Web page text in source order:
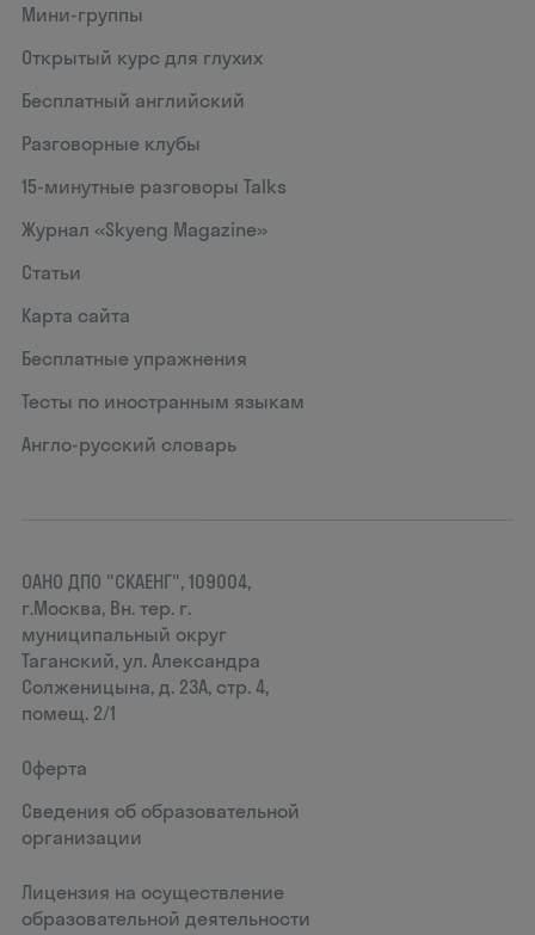
Мини-группы
Открытый курс для глухих
Бесплатный английский
Разговорные клубы
15‑минутные разговоры Talks
Журнал «Skyeng Magazine»
Статьи
Карта сайта
Бесплатные упражнения
Тесты по иностранным языкам
Англо-русский словарь
ОАНО ДПО "СКАЕНГ", 109004,
г.Москва, Вн. тер. г.
муниципальный округ
Таганский, ул. Александра
Солженицына, д. 23А, стр. 4,
помещ. 2/1
Оферта
Сведения об образовательной
организации
Лицензия на осуществление
образовательной деятельности